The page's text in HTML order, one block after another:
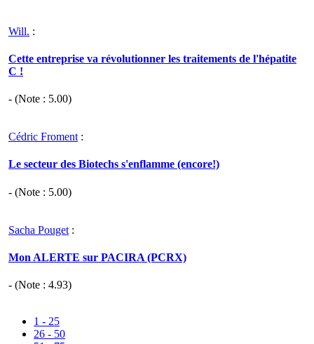
Will. :
Cette entreprise va révolutionner les traitements de l'hépatite
C !
- (Note : 5.00)
Cédric Froment :
Le secteur des Biotechs s'enflamme (encore!)
- (Note : 5.00)
Sacha Pouget :
Mon ALERTE sur PACIRA (PCRX)
- (Note : 4.93)
1 - 25
26 - 50